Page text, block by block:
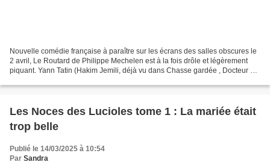
Nouvelle comédie française à paraître sur les écrans des salles obscures le
2 avril, Le Routard de Philippe Mechelen est à la fois drôle et légèrement
piquant. Yann Tatin (Hakim Jemili, déjà vu dans Chasse gardée , Docteur ?
Les Noces des Lucioles tome 1 : La mariée était
trop belle
Publié le 14/03/2025 à 10:54
Par Sandra